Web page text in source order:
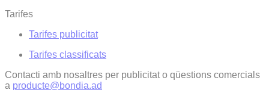
Tarifes
Tarifes publicitat
Tarifes classificats
Contacti amb nosaltres per publicitat o qüestions comercials
a producte@bondia.ad